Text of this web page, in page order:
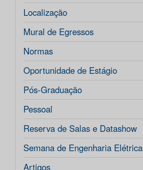
Localização
Mural de Egressos
Normas
Oportunidade de Estágio
Pós-Graduação
Pessoal
Reserva de Salas e Datashow
Semana de Engenharia
Artigos